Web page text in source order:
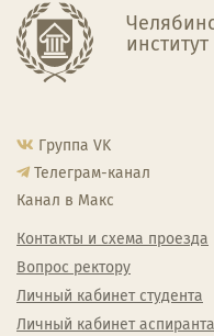
Группа VK
Телеграм-канал
Канал в Макс
Контакты и схема проезда
Вопрос ректору
Личный кабинет студента
Личный кабинет аспиранта